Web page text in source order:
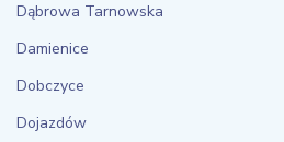
Dąbrowa Tarnowska
Damienice
Dobczyce
Dojazdów